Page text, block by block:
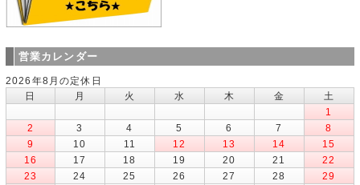
営業カレンダー
2026年8月の定休日
日
月 火 水 木 金
土
1
2
3 4 5 6 7
8
9
10 11 12 13 14
15
16
17 18 19 20 21
22
23
24 25 26 27 28
29